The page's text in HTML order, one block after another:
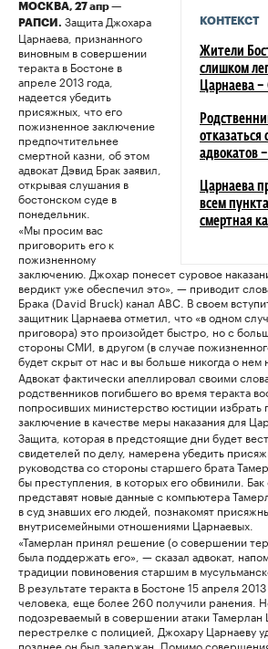
КОНТЕКСТ
Жители
слишком
Царнаева
отказаться
адвокатов
Царнаева
всем
смертная
МОСКВА, 27 апр —
РАПСИ. Защита Джохара
Царнаева, признанного
виновным в совершении
теракта в Бостоне в
апреле 2013 года,
надеется убедить
присяжных, что его
пожизненное заключение
предпочтительнее
смертной казни, об этом
адвокат Дэвид Брак заявил,
открывая слушания в
бостонском суде в
понедельник.
«Мы просим вас
приговорить его к
пожизненному
заключению. Джохар понесет суровое
вердикт уже обеспечил это», — приводит
Бракa (David Bruck) канал ABC. В своем
защитник Царнаева отметил, что «в одном
приговора) это произойдет быстро, но с
стороны СМИ, в другом (в случае
будет скрыт от нас и вы больше никогда о нем
Адвокат фактически апеллировал своими
родственников погибшего во время теракта
попросивших министерство юстиции избрать
заключение в качестве меры наказания для
Защита, которая в предстоящие дни будет
свидетелей по делу, намерена убедить
руководства со стороны старшего брата
бы преступления, в которых его обвинили.
представят новые данные с компьютера
в суд знавших его людей, познакомят
внутрисемейными отношениями Царнаевых.
«Тамерлан принял решение (о совершении
была поддержать его», — сказал адвокат,
традиции повиновения старшим в
В результате теракта в Бостоне 15 апреля
человека, еще более 260 получили ранения.
подозреваемый в совершении атаки Тамерлан
перестрелке с полицией, Джохару Царнаеву
позднее он был задержан. Помимо